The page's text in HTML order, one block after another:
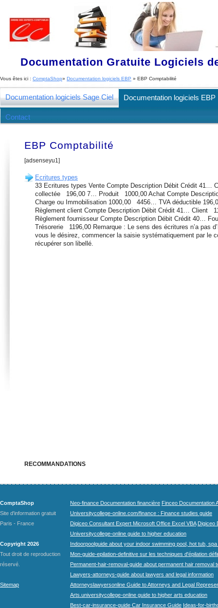
Documentation Gratuite Logiciels
Vous êtes ici : ComptaShop» Documentation logiciels EBP » EBP Comptabilité
Documentation logiciels Sage Ciel Documentation logiciels EBP
Contact
EBP Comptabilité
[adsenseyu1]
Ecritures types
33 Ecritures types Vente Compte Description Débit Crédit 41…
collectée 196,00 7… Produit 1000,00 Achat Compte
Charge ou Immobilisation 1000,00 4456… TVA déductible
Règlement client Compte Description Débit Crédit 41… Client
Règlement fournisseur Compte Description Débit Crédit 40…
Trésorerie 1196,00 Remarque : Le sens des écritures n’a pas
vous le désirez, commencer la saisie systématiquement par le
récupérer son libellé.
RECOMMANDATIONS
ComptaShop
Site d'information gratuit
Paris - France
Copyright 2026
Tout droit de reproduction
réservé.
Sitemap
Neo-finance Documentation financière Finceo Documentation
Universitycollege-online.com/finance : Finance studies guide
Digiceo Consultant Expert Microsoft Office Excel VBA Digiceo
Universitycollege-online guide to higher education
Indoorpoolguide about your indoor swimming pool, hot tub,
Mon-guide-epilation-definitive sur les techniques d'épilation
Permanent-hair-removal-guide about permanent hair removal
Lawyers-attorneys-guide about lawyers and legal information
Attorneyslawyersonline Guide to Attorneys and Legal
Arts.universitycollege-online guide to higher arts education
Best-car-insurance-guide Car Insurance Guide Ideas-for-